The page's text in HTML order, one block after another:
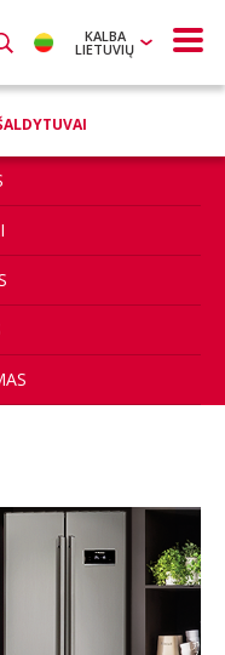
KALBA
LIETUVIŲ